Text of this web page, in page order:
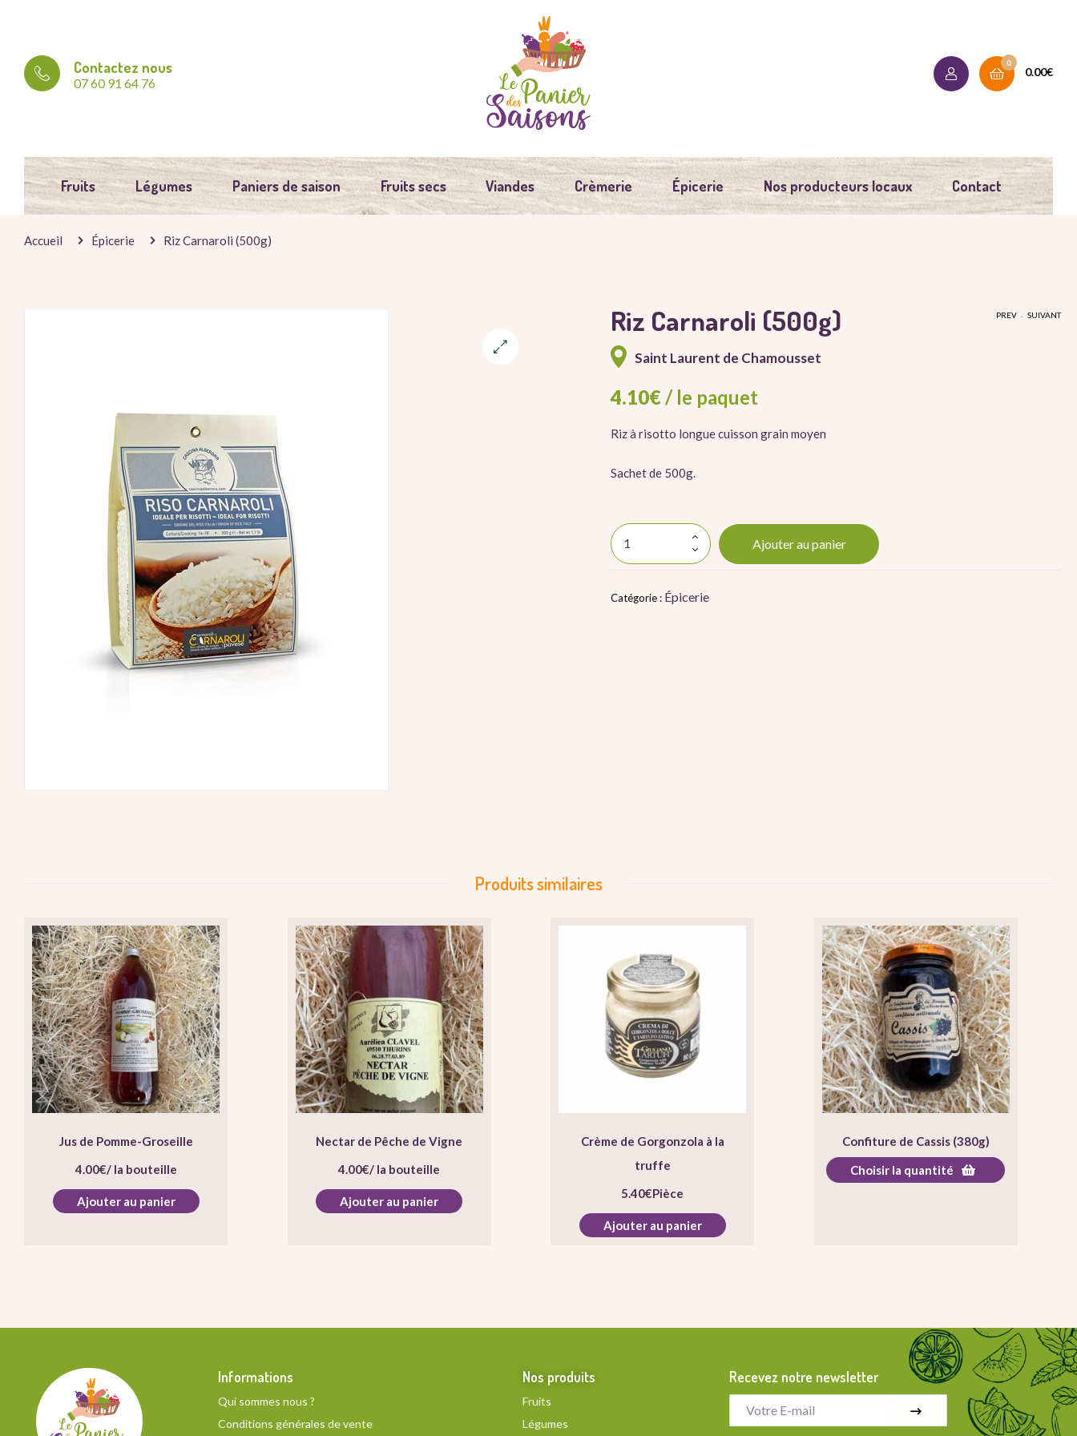
Contactez nous
07 60 91 64 76
0
0.00€
Fruits Légumes Paniers de saison Fruits secs Viandes Crèmerie Épicerie Nos producteurs locaux Contact
Accueil Épicerie Riz Carnaroli (500g)
PREV SUIVANT
Riz Carnaroli (500g)
Saint Laurent de Chamousset
4.10€/ le paquet
Riz à risotto longue cuisson grain moyen
Sachet de 500g.
Ajouter au panier
Catégorie : Épicerie
Produits similaires
Jus de Pomme-Groseille
4.00€/ la bouteille
Ajouter au panier
Nectar de Pêche de Vigne
4.00€/ la bouteille
Ajouter au panier
Crème de Gorgonzola à la
truffe
5.40€Pièce
Ajouter au panier
Confiture de Cassis (380g)
Choisir la quantité
Informations
Qui sommes nous ?
Conditions générales de vente
Nos produits
Fruits
Légumes
Recevez notre newsletter